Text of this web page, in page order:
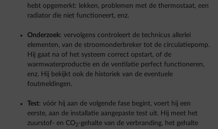
hebt opgemerkt: lekken, problemen met de thermostaat, een
radiator die niet functioneert, enz.
Onderzoek: vervolgens controleert de technicus allerlei
elementen, van de stroomonderbreker tot de circulatiepomp.
Hij gaat na of het systeem correct opstart, of de
warmwaterproductie en de ventilatie perfect functioneren,
enz. Hij bekijkt ook de historiek van de eventuele
foutmeldingen.
Test: vóór hij aan de volgende fase begint, voert hij een
eerste, aan de installatie aangepaste test uit. Hij meet het
zuurstof- en CO2-gehalte van de verbranding, het gehalte